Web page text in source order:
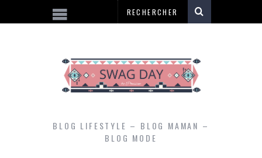
BLOG LIFESTYLE – BLOG MAMAN –
BLOG MODE